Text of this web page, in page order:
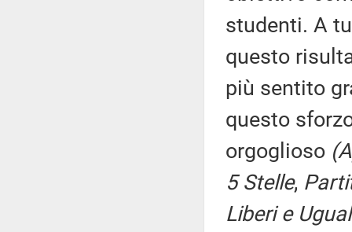
studenti. A
questo
più sentito
questo
orgoglioso
5 Stelle,
Liberi e